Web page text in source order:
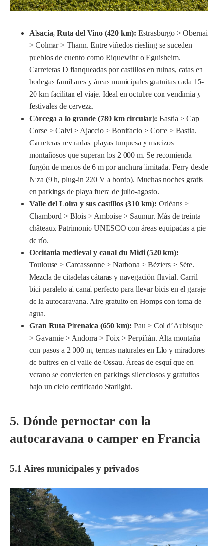
Alsacia, Ruta del Vino (420 km): Estrasburgo > Obernai
> Colmar > Thann. Entre viñedos riesling se suceden
pueblos de cuento como Riquewihr o Eguisheim.
Carreteras D flanqueadas por castillos en ruinas, catas en
bodegas familiares y áreas municipales gratuitas cada 15-
20 km facilitan el viaje. Ideal en octubre con vendimia y
festivales de cerveza.
Córcega a lo grande (780 km circular): Bastia > Cap
Corse > Calvi > Ajaccio > Bonifacio > Corte > Bastia.
Carreteras reviradas, playas turquesa y macizos
montañosos que superan los 2 000 m. Se recomienda
furgón de menos de 6 m por anchura limitada. Ferry desde
Niza (9 h, plug-in 220 V a bordo). Muchas noches gratis
en parkings de playa fuera de julio-agosto.
Valle del Loira y sus castillos (310 km): Orléans >
Chambord > Blois > Amboise > Saumur. Más de treinta
châteaux Patrimonio UNESCO con áreas equipadas a pie
de río.
Occitania medieval y canal du Midi (520 km):
Toulouse > Carcassonne > Narbona > Béziers > Sète.
Mezcla de citadelas cátaras y navegación fluvial. Carril
bici paralelo al canal perfecto para llevar bicis en el garaje
de la autocaravana. Aire gratuito en Homps con toma de
agua.
Gran Ruta Pirenaica (650 km): Pau > Col d’Aubisque
> Gavarnie > Andorra > Foix > Perpiñán. Alta montaña
con pasos a 2 000 m, termas naturales en Llo y miradores
de buitres en el valle de Ossau. Áreas de esquí que en
verano se convierten en parkings silenciosos y gratuitos
bajo un cielo certificado Starlight.
5. Dónde pernoctar con la
autocaravana o camper en Francia
5.1 Aires municipales y privados